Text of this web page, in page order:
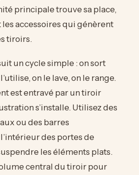
principale trouve sa place,
les accessoires qui génèrent
tiroirs.
un cycle simple : on sort
on le lave, on le range.
est entravé par un tiroir
s’installe. Utilisez des
ou des barres
des portes de
les éléments plats.
central du tiroir pour